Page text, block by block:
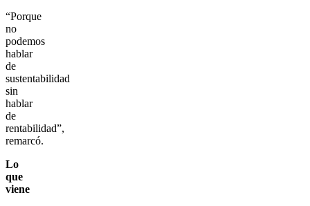
“Porque
no
podemos
hablar
de
sustentabilidad
sin
hablar
de
rentabilidad”,
remarcó.
Lo
que
viene